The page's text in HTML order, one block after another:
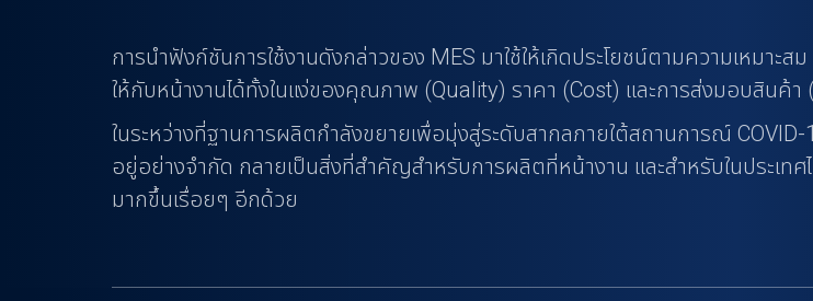
การนำฟังก์ชันการใช้งานดังกล่าวของ MES มาใช้ให้เกิดประโยชน์ตามความเหมาะ
ให้กับหน้างานได้ทั้งในแง่ของคุณภาพ (Quality) ราคา (Cost) และการส่งมอบสินค้า
ในระหว่างที่ฐานการผลิตกำลังขยายเพื่อมุ่งสู่ระดับสากลภายใต้สถานการณ์
อยู่อย่างจำกัด กลายเป็นสิ่งที่สำคัญสำหรับการผลิตที่หน้างาน และสำหรับในประเทศ
มากขึ้นเรื่อยๆ อีกด้วย